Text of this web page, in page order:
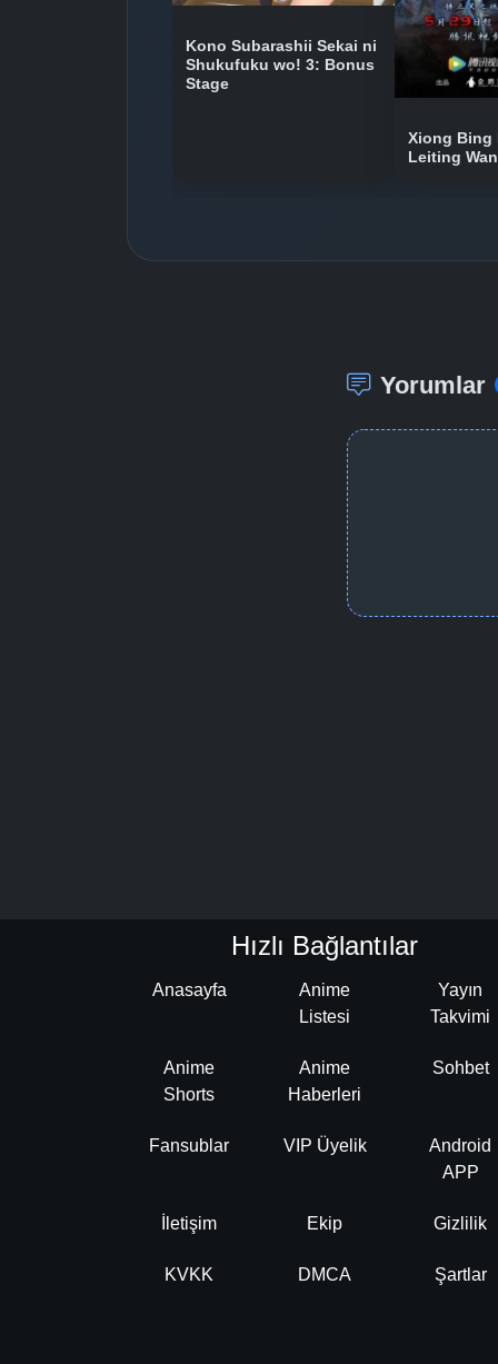
Kono Subarashii Sekai ni
Shukufuku wo! 3: Bonus
Stage
Xiong Bing
Leiting
Yorumlar
Hızlı Bağlantılar
Anasayfa
Anime
Listesi
Yayın
Takvimi
Anime
Shorts
Anime
Haberleri
Sohbet
Fansublar VIP Üyelik
Android
APP
İletişim Ekip Gizlilik
KVKK DMCA Şartlar